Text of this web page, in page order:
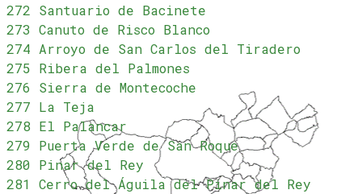
272 Santuario de Bacinete
273 Canuto de Risco Blanco
274 Arroyo de San Carlos del Tiradero
275 Ribera del Palmones
276 Sierra de Montecoche
277 La Teja
278 El Palancar
279 Puerta Verde de San Roque
280 Pinar del Rey
281 Cerro del Águila del Pinar del Rey